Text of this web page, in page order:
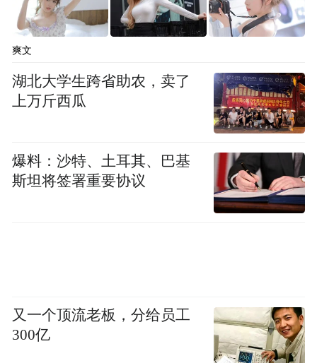
胡瑞恒称，目前，东昌府区紧跟互联网、电
子商务迅速发展的热潮，全区葫芦电商经营
户达2000余家，拓宽客户源和销货渠道。被
誉为“中华葫芦第一村”的堂邑镇路庄村，采
用“互联网+电子商务”运作模式，家家种葫
芦、户户搞电商，全村在淘宝、抖音、快手
等平台共开设300多家网店，年均网络销售工
艺葫芦700万个，产品远销日本、韩国、美
创新葫芦种植、加工、销售模式，推动传统
葫芦产业转型升级，建强产供销一体化机
爽文
湖北大学生跨省助农，卖了
上万斤西瓜
爆料：沙特、土耳其、巴基
斯坦将签署重要协议
又一个顶流老板，分给员工
300亿